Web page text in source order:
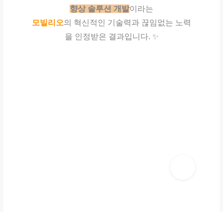
향상 솔루션 개발이라는
모빌리오의 혁신적인 기술력과 끊임없는 노력
을 인정받은 결과입니다. ✨